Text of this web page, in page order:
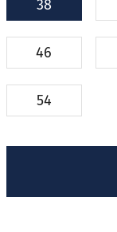
38
46
54